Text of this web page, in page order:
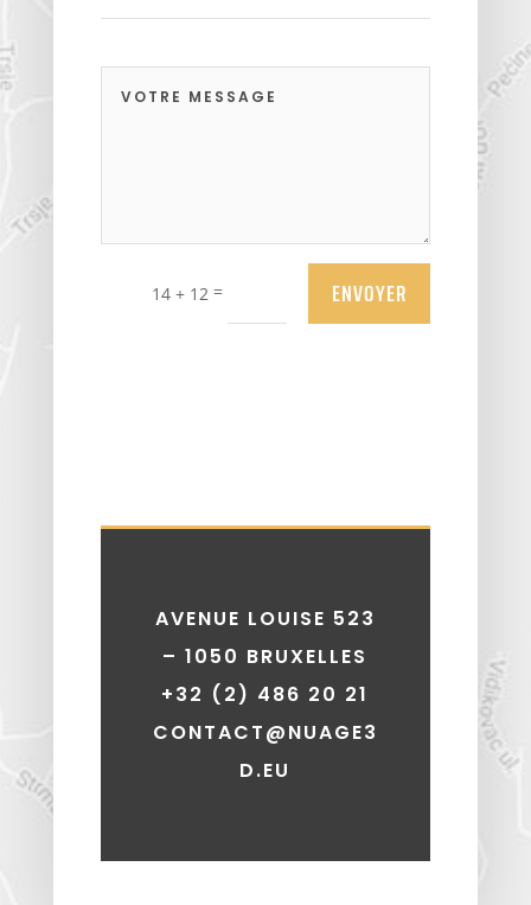
14 + 12 = ENVOYER
AVENUE LOUISE 523
– 1050 BRUXELLES
+32 (2) 486 20 21
CONTACT@NUAGE3
D.EU